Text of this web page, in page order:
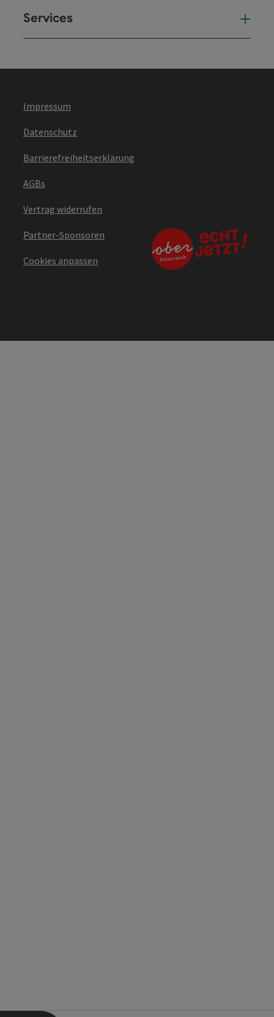
Services
Impressum
Datenschutz
Barrierefreiheitserklärung
AGBs
Vertrag widerrufen
Partner-Sponsoren
Cookies anpassen